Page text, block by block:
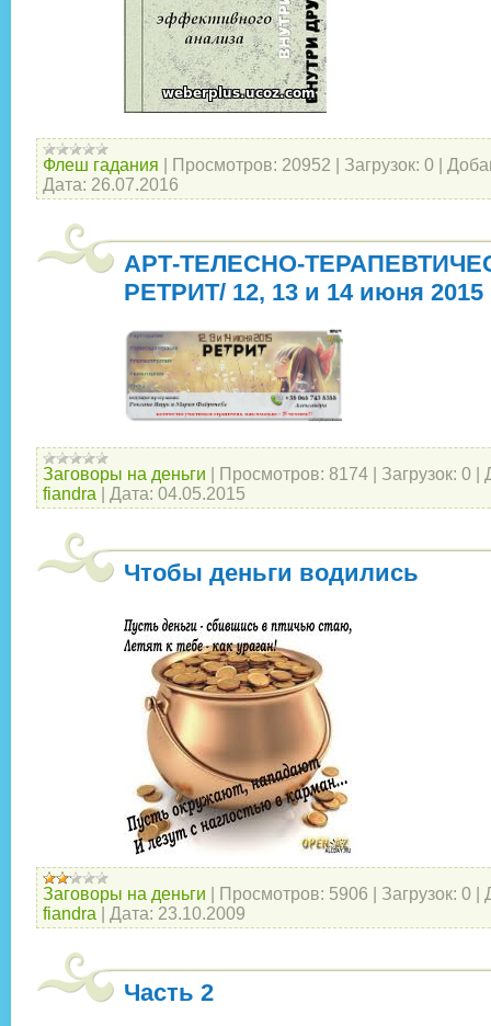
Флеш гадания Просмотров: 20952 Загрузок: 0
Дата: 26.07.2016
АРТ-ТЕЛЕСНО-
РЕТРИТ/ 12, 13 и 14 июня 2015
Заговоры на деньги Просмотров: 8174 Загрузок: 0
fiandra
Дата: 04.05.2015
Чтобы деньги водились
Заговоры на деньги Просмотров: 5906 Загрузок: 0
fiandra
Дата: 23.10.2009
Часть 2